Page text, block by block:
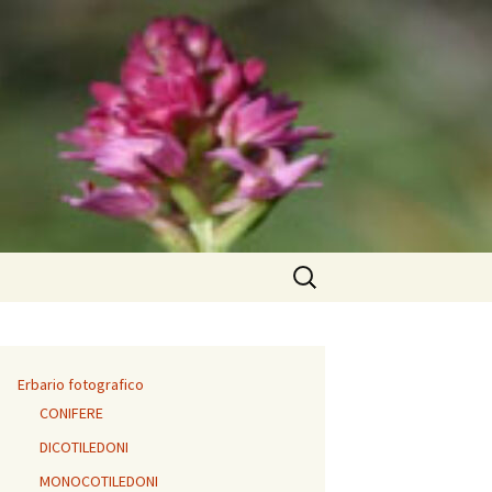
Ricerca
per:
Erbario fotografico
CONIFERE
DICOTILEDONI
MONOCOTILEDONI